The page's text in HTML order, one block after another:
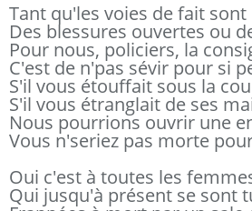
Tant qu'les voies de fait sont
Des blessures ouvertes ou
Pour nous, policiers, la
C'est de n'pas sévir pour si
S'il vous étouffait sous la
S'il vous étranglait de ses
Nous pourrions ouvrir une
Vous n'seriez pas morte
Oui c'est à toutes les
Qui jusqu'à présent se sont